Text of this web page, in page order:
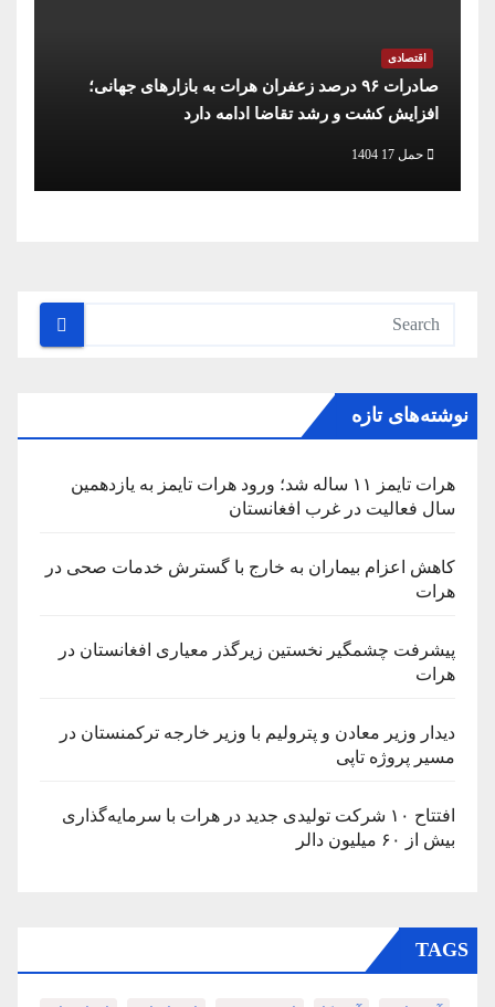
اقتصادی
صادرات ۹۶ درصد زعفران هرات به بازارهای جهانی؛
افزایش کشت و رشد تقاضا ادامه دارد
حمل 17 1404
نوشته‌های تازه
هرات تایمز ۱۱ ساله شد؛ ورود هرات تایمز به یازدهمین
سال فعالیت در غرب افغانستان
کاهش اعزام بیماران به خارج با گسترش خدمات صحی در
هرات
پیشرفت چشمگیر نخستین زیرگذر معیاری افغانستان در
هرات
دیدار وزیر معادن و پترولیم با وزیر خارجه ترکمنستان در
مسیر پروژه تاپی
افتتاح ۱۰ شرکت تولیدی جدید در هرات با سرمایه‌گذاری
بیش از ۶۰ میلیون دالر
TAGS